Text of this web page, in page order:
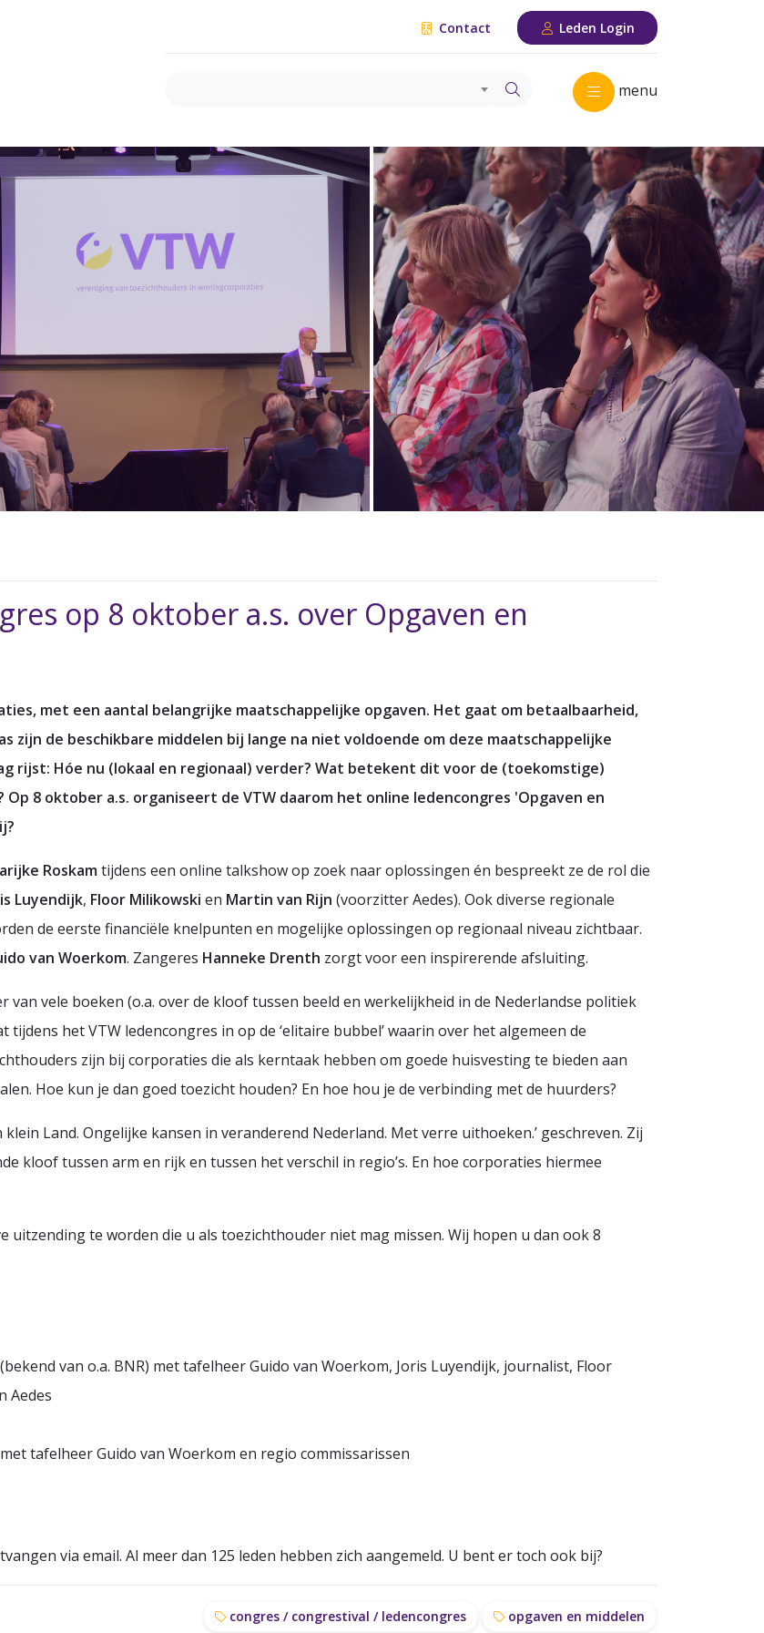
Contact Leden Login
menu
op 8 oktober a.s. over Opgaven en
met een aantal belangrijke maatschappelijke opgaven. Het gaat om betaalbaarheid,
zijn de beschikbare middelen bij lange na niet voldoende om deze maatschappelijke
rijst: Hóe nu (lokaal en regionaal) verder? Wat betekent dit voor de (toekomstige)
8 oktober a.s. organiseert de VTW daarom het online ledencongres 'Opgaven en
Roskamtijdens een online talkshow op zoek naar oplossingen én bespreekt ze de rol die
Luyendijk, Floor Milikowski en Martin van Rijn (voorzitter Aedes). Ook diverse regionale
de eerste financiële knelpunten en mogelijke oplossingen op regionaal niveau zichtbaar.
van Woerkom. Zangeres Hanneke Drenth zorgt voor een inspirerende afsluiting.
vele boeken (o.a. over de kloof tussen beeld en werkelijkheid in de Nederlandse politiek
het VTW ledencongres in op de ‘elitaire bubbel’ waarin over het algemeen de
zijn bij corporaties die als kerntaak hebben om goede huisvesting te bieden aan
Hoe kun je dan goed toezicht houden? En hoe hou je de verbinding met de huurders?
Land. Ongelijke kansen in veranderend Nederland. Met verre uithoeken.’ geschreven. Zij
kloof tussen arm en rijk en tussen het verschil in regio’s. En hoe corporaties hiermee
te worden die u als toezichthouder niet mag missen. Wij hopen u dan ook 8
van o.a. BNR) met tafelheer Guido van Woerkom, Joris Luyendijk, journalist, Floor
Aedes
tafelheer Guido van Woerkom en regio commissarissen
via email. Al meer dan 125 leden hebben zich aangemeld. U bent er toch ook bij?
congres / congrestival / ledencongres opgaven en middelen